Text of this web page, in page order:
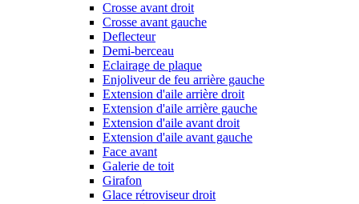
Crosse avant droit
Crosse avant gauche
Deflecteur
Demi-berceau
Eclairage de plaque
Enjoliveur de feu arrière gauche
Extension d'aile arrière droit
Extension d'aile arrière gauche
Extension d'aile avant droit
Extension d'aile avant gauche
Face avant
Galerie de toit
Girafon
Glace rétroviseur droit